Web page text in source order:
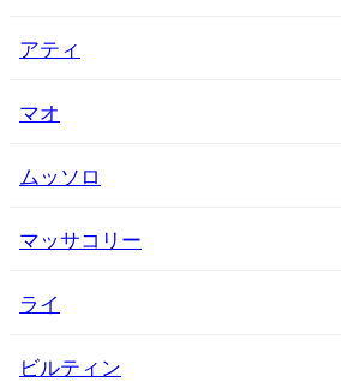
アティ
マオ
ムッソロ
マッサコリー
ライ
ビルティン